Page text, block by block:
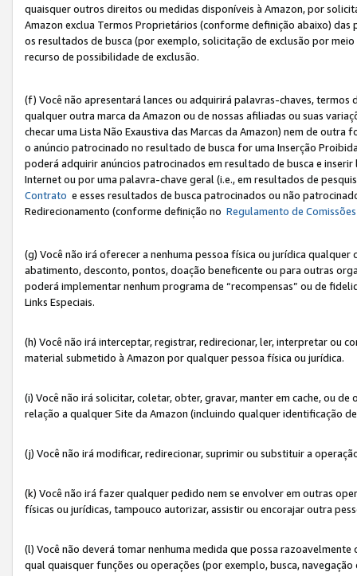
quaisquer outros direitos ou medidas disponíveis à Amazon, por
Amazon exclua Termos Proprietários (conforme definição abaixo)
os resultados de busca (por exemplo, solicitação de exclusão por
recurso de possibilidade de exclusão.
(f) Você não apresentará lances ou adquirirá palavras-chaves,
qualquer outra marca da Amazon ou de nossas afiliadas ou suas
checar uma Lista Não Exaustiva das Marcas da Amazon) nem de
o anúncio patrocinado no resultado de busca for uma Inserção
poderá adquirir anúncios patrocinados em resultado de busca e
Internet ou por uma palavra-chave geral (i.e., em resultados de
Contrato e esses resultados de busca patrocinados ou não
Redirecionamento (conforme definição no Regulamento de Comissões
(g) Você não irá oferecer a nenhuma pessoa física ou jurídica
abatimento, desconto, pontos, doação beneficente ou para outras
poderá implementar nenhum programa de “recompensas” ou de
Links Especiais.
(h) Você não irá interceptar, registrar, redirecionar, ler, interpretar
material submetido à Amazon por qualquer pessoa física ou jurídica.
(i) Você não irá solicitar, coletar, obter, gravar, manter em cache, ou
relação a qualquer Site da Amazon (incluindo qualquer identificação
(j) Você não irá modificar, redirecionar, suprimir ou substituir a
(k) Você não irá fazer qualquer pedido nem se envolver em outras
físicas ou jurídicas, tampouco autorizar, assistir ou encorajar outra
(l) Você não deverá tomar nenhuma medida que possa
qual quaisquer funções ou operações (por exemplo, busca,